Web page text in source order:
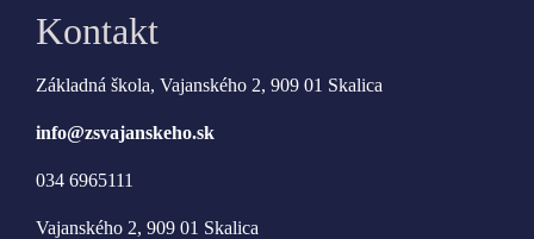
Kontakt
Základná škola, Vajanského 2, 909 01 Skalica
info@zsvajanskeho.sk
034 6965111
Vajanského 2, 909 01 Skalica